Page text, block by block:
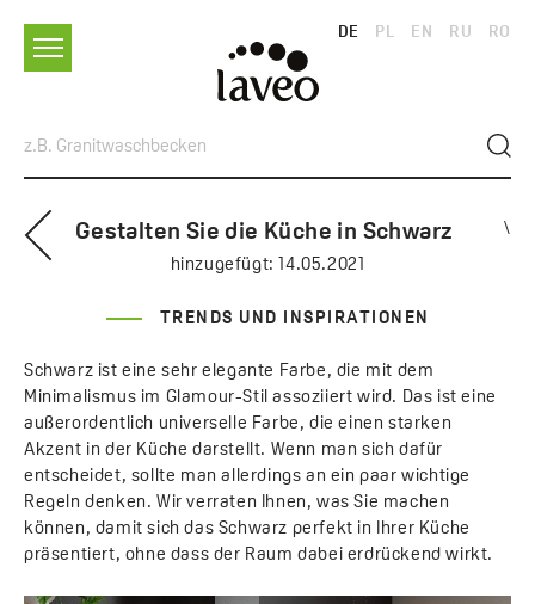
DE PL EN RU RO
Gestalten Sie die Küche in Schwarz
\
hinzugefügt:
14.05.2021
TRENDS UND INSPIRATIONEN
Schwarz ist eine sehr elegante Farbe, die mit dem
Minimalismus im Glamour-Stil assoziiert wird. Das ist eine
außerordentlich universelle Farbe, die einen starken
Akzent in der Küche darstellt. Wenn man sich dafür
entscheidet, sollte man allerdings an ein paar wichtige
Regeln denken. Wir verraten Ihnen, was Sie machen
können, damit sich das Schwarz perfekt in Ihrer Küche
präsentiert, ohne dass der Raum dabei erdrückend wirkt.